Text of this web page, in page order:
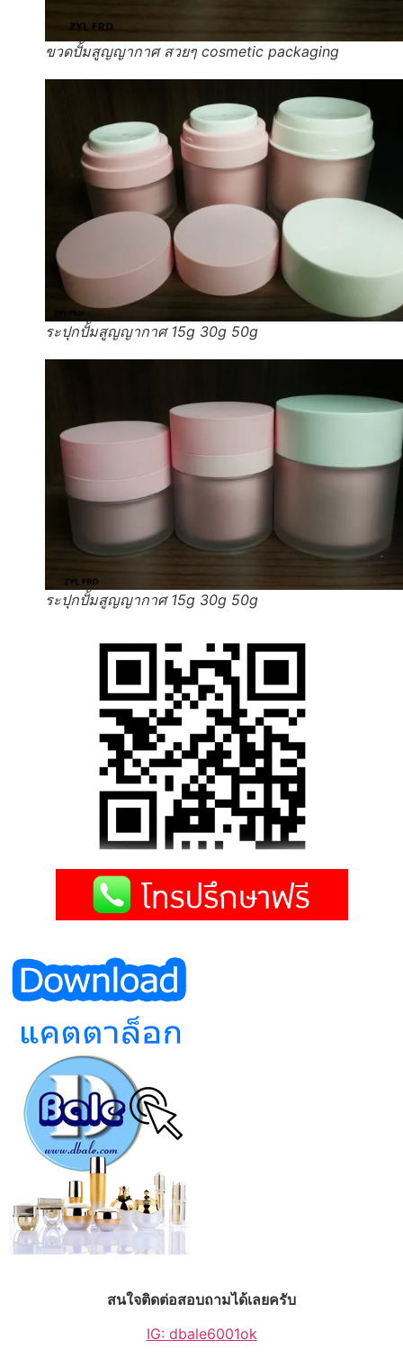
ขวดปั้มสูญญากาศ สวยๆ cosmetic packaging
ระปุกปั้มสูญญากาศ 15g 30g 50g
ระปุกปั้มสูญญากาศ 15g 30g 50g
สนใจติดต่อสอบถามได้เลยครับ
IG: dbale6001ok